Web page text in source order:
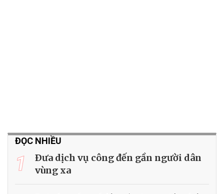
ĐỌC NHIỀU
1
Ðưa dịch vụ công đến gần người dân
vùng xa